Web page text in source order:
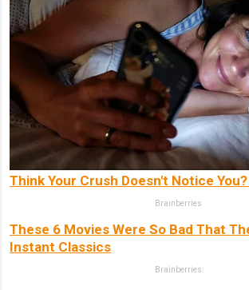
Think Your Crush Doesn't Notice
Brainberries
These 6 Movies Were So Bad That
Instant Classics
Brainberries